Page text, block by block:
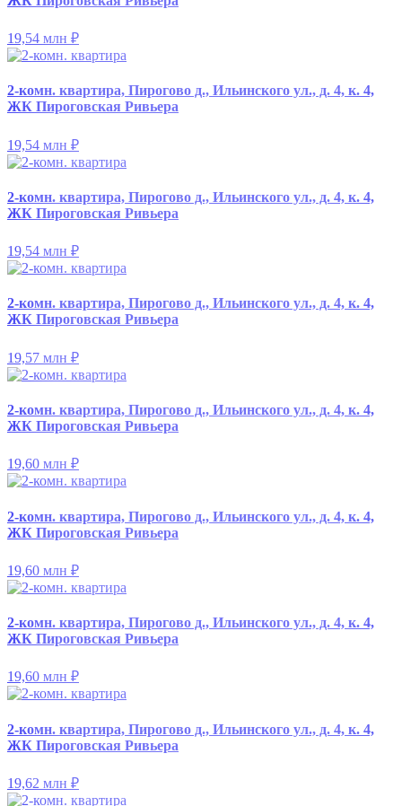
19,54 млн ₽
2-комн. квартира, Пирогово д., Ильинского ул., д. 4, к. 4,
ЖК Пироговская Ривьера
19,54 млн ₽
2-комн. квартира, Пирогово д., Ильинского ул., д. 4, к. 4,
ЖК Пироговская Ривьера
19,54 млн ₽
2-комн. квартира, Пирогово д., Ильинского ул., д. 4, к. 4,
ЖК Пироговская Ривьера
19,57 млн ₽
2-комн. квартира, Пирогово д., Ильинского ул., д. 4, к. 4,
ЖК Пироговская Ривьера
19,60 млн ₽
2-комн. квартира, Пирогово д., Ильинского ул., д. 4, к. 4,
ЖК Пироговская Ривьера
19,60 млн ₽
2-комн. квартира, Пирогово д., Ильинского ул., д. 4, к. 4,
ЖК Пироговская Ривьера
19,60 млн ₽
2-комн. квартира, Пирогово д., Ильинского ул., д. 4, к. 4,
ЖК Пироговская Ривьера
19,62 млн ₽